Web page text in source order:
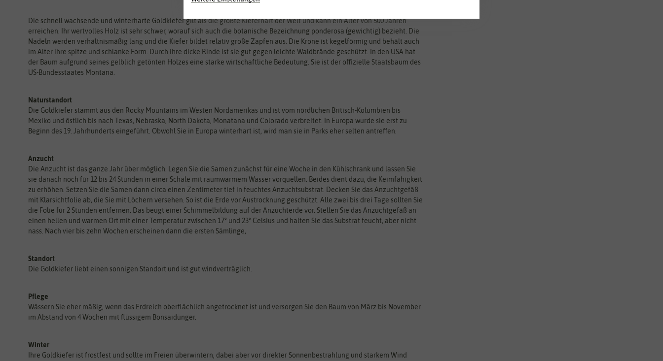
Die schnell wachsende und winterharte Goldkiefer gilt als die größte Kiefernart der Welt und kann ein Alter von 500 Jahren
erreichen. Ihr wertvolles Holz ist sehr schwer, worauf sich auch die botanische Bezeichnung ponderosa (gewichtig) bezieht. Die
Nadeln werden verhältnismäßig lang und die Kiefer bildet relativ große Zapfen aus. Die Krone ist kegelförmig und behält auch
im Alter ihre spitze und schlanke Form. Durch ihre dicke Rinde ist sie gut gegen leichte Waldbrände geschützt. In den USA hat
der Baum aufgrund seines gelblich getönten Holzes eine starke wirtschaftliche Bedeutung. Sie ist der offizielle Staatsbaum des
US-Bundesstaates Montana.
Naturstandort
Die Goldkiefer stammt aus den Rocky Mountains im Westen Nordamerikas und ist vom nördlichen Britisch-Kolumbien bis
Mexiko und östlich bis nach Texas, Nebraska, North Dakota, Monatana und Colorado verbreitet. In Europa wurde sie erst zu
Beginn des 19. Jahrhunderts eingeführt. Obwohl Sie in Europa winterhart ist, wird man sie in Parks eher selten antreffen.
Anzucht
Die Anzucht ist das ganze Jahr über möglich. Legen Sie die Samen zunächst für eine Woche in den Kühlschrank und lassen Sie
sie danach noch für 12 bis 24 Stunden in einer Schale mit raumwarmem Wasser vorquellen. Beides dient dazu, die Keimfähigkeit
zu erhöhen. Setzen Sie die Samen dann circa einen Zentimeter tief in feuchtes Anzuchtsubstrat. Decken Sie das Anzuchtgefäß
mit Klarsichtfolie ab, die Sie mit Löchern versehen. So ist die Erde vor Austrocknung geschützt. Alle zwei bis drei Tage sollten Sie
die Folie für 2 Stunden entfernen. Das beugt einer Schimmelbildung auf der Anzuchterde vor. Stellen Sie das Anzuchtgefäß an
einen hellen und warmen Ort mit einer Temperatur zwischen 17° und 23° Celsius und halten Sie das Substrat feucht, aber nicht
nass. Nach vier bis zehn Wochen erscheinen dann die ersten Sämlinge,
Standort
Die Goldkiefer liebt einen sonnigen Standort und ist gut windverträglich.
Pflege
Wässern Sie eher mäßig, wenn das Erdreich oberflächlich angetrocknet ist und versorgen Sie den Baum von März bis November
im Abstand von 4 Wochen mit flüssigem Bonsaidünger.
Winter
Ihre Goldkiefer ist frostfest und sollte im Freien überwintern, dabei aber vor direkter Sonnenbestrahlung und starkem Wind